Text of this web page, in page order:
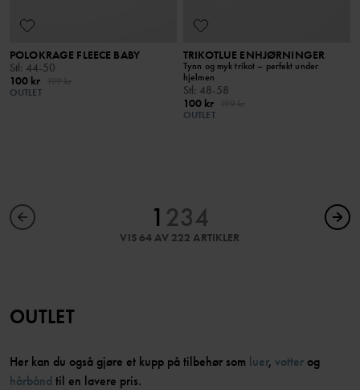
POLOKRAGE FLEECE BABY
Stl: 44-50
100 kr
OUTLET
TRIKOTLUE ENHJØRNINGER
Tynn og myk trikot – perfekt under
hjelmen
Stl: 48-58
100 kr
OUTLET
1 234
VIS 64 AV 222 ARTIKLER
OUTLET
Her kan du også gjøre et kupp på tilbehør som luer, votter og
hårbånd til en lavere pris.